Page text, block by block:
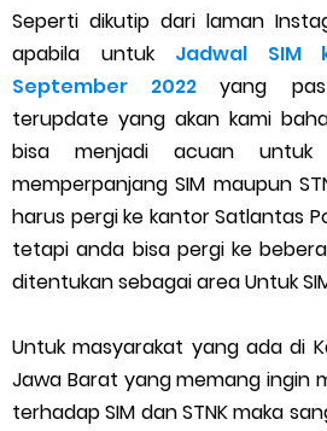
5 Cara Top Up InDriver
5 Biaya Potongan Shopee Food
10 Cara Jitu Autobid Untuk Lala
Batas Saldo Untuk Akun Gopay
Cara Mudah Melihat QR dan
Cara Transfer Gopay ke
Cara Ping Server
Seperti dikutip dari laman
apabila untuk Jadwal SIM
September 2022
yang
terupdate yang akan kami
bisa menjadi acuan
memperpanjang SIM maupun
harus pergi ke kantor Satlantas
tetapi anda bisa pergi ke
ditentukan sebagai area Untuk
Untuk masyarakat yang ada di
Jawa Barat yang memang ingin
terhadap SIM dan STNK maka